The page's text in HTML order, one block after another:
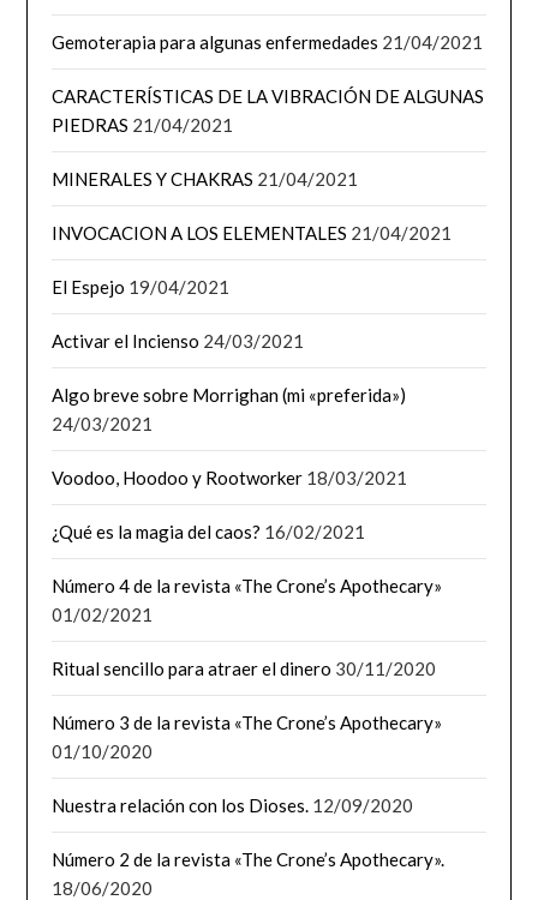
Gemoterapia para algunas enfermedades 21/04/2021
CARACTERÍSTICAS DE LA VIBRACIÓN DE ALGUNAS
PIEDRAS 21/04/2021
MINERALES Y CHAKRAS 21/04/2021
INVOCACION A LOS ELEMENTALES 21/04/2021
El Espejo 19/04/2021
Activar el Incienso 24/03/2021
Algo breve sobre Morrighan (mi «preferida»)
24/03/2021
Voodoo, Hoodoo y Rootworker 18/03/2021
¿Qué es la magia del caos? 16/02/2021
Número 4 de la revista «The Crone’s Apothecary»
01/02/2021
Ritual sencillo para atraer el dinero 30/11/2020
Número 3 de la revista «The Crone’s Apothecary»
01/10/2020
Nuestra relación con los Dioses. 12/09/2020
Número 2 de la revista «The Crone’s Apothecary».
18/06/2020